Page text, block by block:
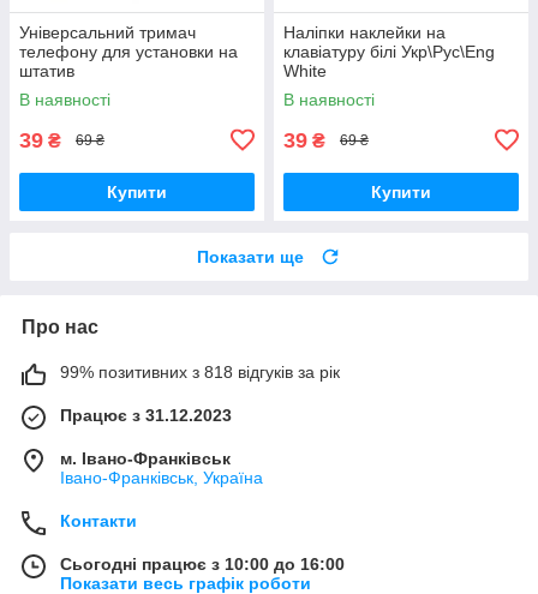
Універсальний тримач
телефону для установки на
штатив
В наявності
39 ₴ 69 ₴
Купити
Наліпки наклейки на
клавіатуру білі Укр\Рус\Eng
White
В наявності
39 ₴ 69 ₴
Купити
Показати ще
Про нас
99% позитивних з 818 відгуків за рік
Працює з 31.12.2023
м. Івано-Франківськ
Івано-Франківськ, Україна
Контакти
Сьогодні працює з 10:00 до 16:00
Показати весь графік роботи